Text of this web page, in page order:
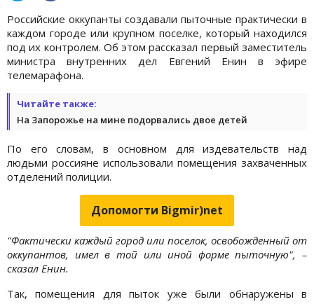
Российские оккупанты создавали пыточные практически в
каждом городе или крупном поселке, который находился
под их контролем. Об этом рассказал первый заместитель
министра внутренних дел Евгений Енин в эфире
телемарафона.
Читайте также:
На Запорожье на мине подорвались двое детей
По его словам, в основном для издевательств над
людьми россияне использовали помещения захваченных
отделений полиции.
Допомогти Bigmir)net
"Фактически каждый город или поселок, освобожденный от
оккупантов, имел в той или иной форме пыточную", –
сказал Енин.
Так, помещения для пыток уже были обнаружены в